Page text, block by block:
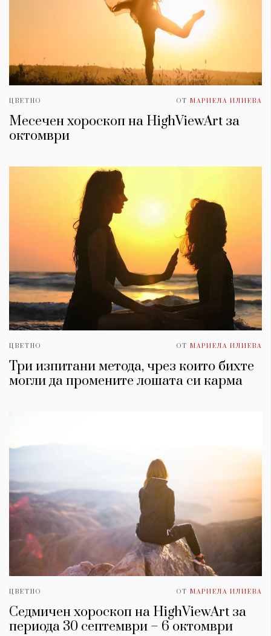
ЦВЕТНО ОТ МАРИЕЛА ИЛИЕВА
Месечен хороскоп на HighViewArt за
oктомври
ЦВЕТНО ОТ МАРИЕЛА ИЛИЕВА
Три изпитани метода, чрез които бихте
могли да промените лошата си карма
ЦВЕТНО ОТ МАРИЕЛА ИЛИЕВА
Седмичен хороскоп на HighViewArt за
периода 30 септември – 6 октомври